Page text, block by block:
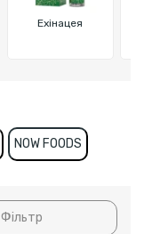
Ехінацея
NOW FOODS
Фільтр